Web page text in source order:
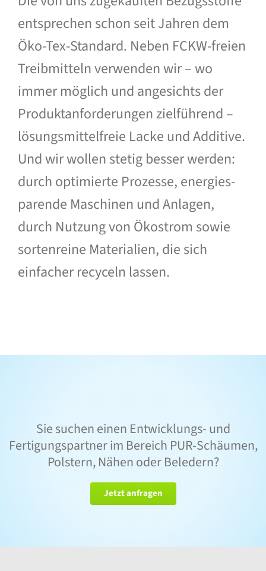
ent­sprechen schon seit Jahren dem
Öko-Tex-Standard. Neben FCKW-freien
Treib­mitteln verwenden wir – wo
immer möglich und angesichts der
Produkt­anforderungen ziel­führend –
lösungs­mittel­freie Lacke und Additive.
Und wir wollen stetig besser wer­den:
durch opti­mierte Prozesse, energies­
parende Maschinen und Anlagen,
durch Nutzung von Ökostrom sowie
sorten­reine Materialien, die sich
einfacher recyceln lassen.
Sie suchen einen Entwicklungs- und
Fertigungspartner im Bereich PUR-Schäumen,
Polstern, Nähen oder Beledern?
Jetzt anfragen